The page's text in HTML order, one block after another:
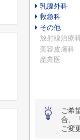
乳腺外科
救急科
その他
放射線治療
美容皮膚科
産業医
ご希
合、
ご変